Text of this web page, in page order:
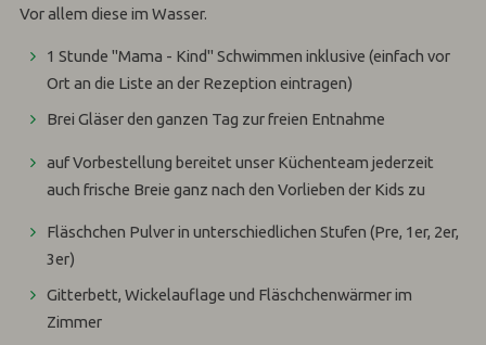
Vor allem diese im Wasser.
1 Stunde "Mama - Kind" Schwimmen inklusive (einfach vor
Ort an die Liste an der Rezeption eintragen)
Brei Gläser den ganzen Tag zur freien Entnahme
auf Vorbestellung bereitet unser Küchenteam jederzeit
auch frische Breie ganz nach den Vorlieben der Kids zu
Fläschchen Pulver in unterschiedlichen Stufen (Pre, 1er, 2er,
3er)
Gitterbett, Wickelauflage und Fläschchenwärmer im
Zimmer